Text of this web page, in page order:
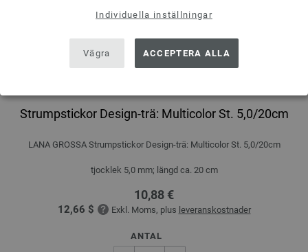
Individuella inställningar
Vägra ACCEPTERA ALLA
Strumpstickor Design-trä: Multicolor St. 5,0/20cm
LANA GROSSA Strumpstickor Design-trä: Multicolor St. 5,0/20cm
tjocklek 5,0 mm; längd ca. 20 cm
10,88 €
12,66 $ Exkl. Moms, plus leveranskostnader
ANTAL